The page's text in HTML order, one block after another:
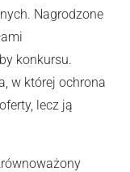
Nagrodzone
konkursu.
w której ochrona
lecz ją